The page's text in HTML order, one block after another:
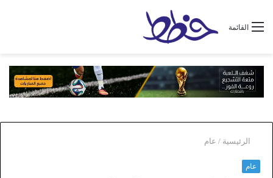
القائمة
الرئيسية / عام
عام